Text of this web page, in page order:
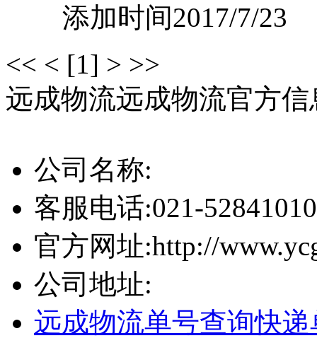
添加时间2017/7/23
<< < [1] > >>
远成物流远成物流官方信
公司名称:
客服电话:021-52841010
官方网址:http://
公司地址:
远成物流单号查询快递